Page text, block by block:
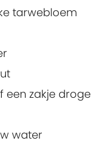
tarwebloem
een zakje droge
water